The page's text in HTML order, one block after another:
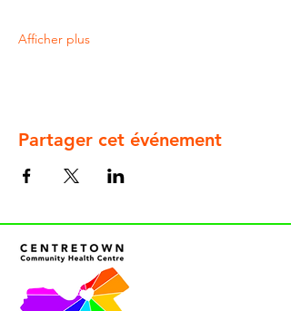
Afficher plus
Partager cet événement